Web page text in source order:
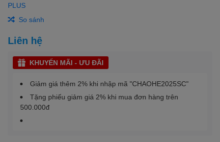
PLUS
So sánh
Liên hệ
KHUYẾN MÃI - ƯU ĐÃI
Giảm giá thêm 2% khi nhập mã "CHAOHE2025SC"
Tặng phiếu giảm giá 2% khi mua đơn hàng trên
500.000đ